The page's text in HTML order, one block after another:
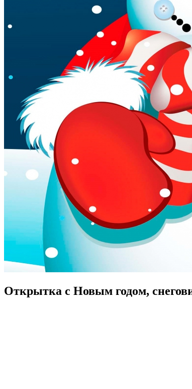
Открытка с Новым годом,